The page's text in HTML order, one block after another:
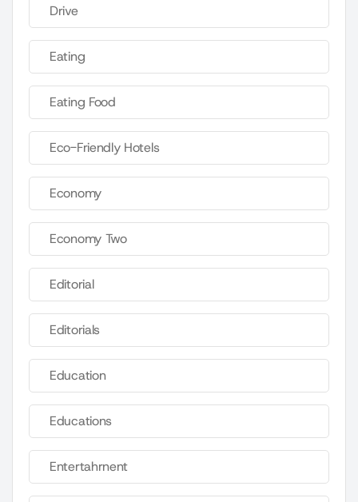
Drive
Eating
Eating Food
Eco-Friendly Hotels
Economy
Economy Two
Editorial
Editorials
Education
Educations
Entertahrnent